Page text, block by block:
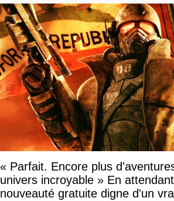
« Parfait. Encore plus
univers incroyable » En
nouveauté gratuite digne d'un